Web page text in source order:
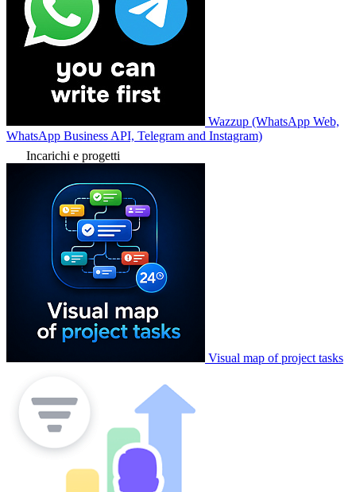
Wazzup (WhatsApp Web,
WhatsApp Business API, Telegram and Instagram)
Incarichi e progetti
Visual map of project tasks